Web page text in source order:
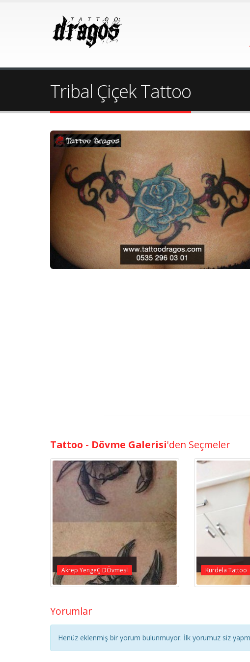
Tribal Çiçek Tattoo
Tattoo - Dövme Galerisi'den Seçmeler
Akrep YengeÇ DÖvmesİ Kurdela Tattoo
Yorumlar
Henüz eklenmiş bir yorum bulunmuyor. İlk yorumuz siz